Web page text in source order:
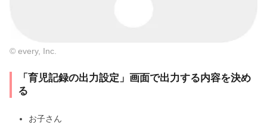
© every, Inc.
「育児記録の出力設定」画面で出力する内容を決め
る
お子さん